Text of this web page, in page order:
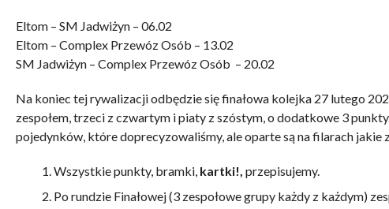
Eltom – SM Jadwiżyn – 06.02
Eltom – Complex Przewóz Osób – 13.02
SM Jadwiżyn – Complex Przewóz Osób – 20.02
Na koniec tej rywalizacji odbędzie się finałowa kolejka 27 lutego
zespołem, trzeci z czwartym i piaty z szóstym, o dodatkowe 3
pojedynków, które doprecyzowaliśmy, ale oparte są na filarach jakie
Wszystkie punkty, bramki, kartki!, przepisujemy.
Po rundzie Finałowej (3 zespołowe grupy każdy z każdym)